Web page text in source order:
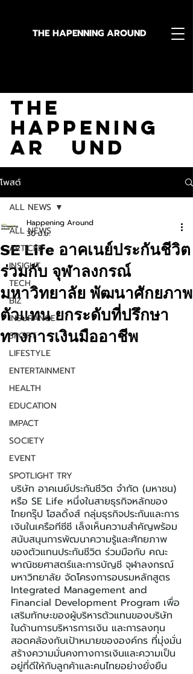
THE HAPENNING AROUND
The
Happening
Ar und
โพสต์
ALL NEWS
ARTICLE
INSIGHT
TECH
BIZ
INSURANCE
SPORT
LIFESTYLE
ENTERTAINMENT
HEALTH
EDUCATION
IMPACT
SOCIETY
EVENT
SPOTLIGHT TRY
ALL NEWS
SE Life อาคเนย์ประกันชีวิต
ร่วมกับ จุฬาลงกรณ์
มหาวิทยาลัย พัฒนาศักยภาพ
ตัวแทน ยกระดับที่ปรึกษา
ทางการเงินมืออาชีพ
Happening Around
30 มิ.ย.
บริษัท อาคเนย์ประกันชีวิต จำกัด (มหาชน)
หรือ SE Life หนึ่งในสายธุรกิจหลักของ
ไทยกรุ๊ป โฮลดิ้งส์ กลุ่มธุรกิจประกันและการ
เงินในเครือทีซีซี เล็งเห็นความสำคัญพร้อม
สนับสนุนการพัฒนาความรู้และศักยภาพ
ของตัวแทนประกันชีวิต ร่วมมือกับ คณะ
พาณิชยศาสตร์และการบัญชี จุฬาลงกรณ์
มหาวิทยาลัย จัดโครงการอบรมหลักสูตร
Integrated Management and
Financial Development Program เพื่อ
เสริมทักษะของผู้บริหารตัวแทนของบริษัท
ในด้านการบริหารการเงิน และการลงทุน
สอดคล้องกับเป้าหมายขององค์กร ที่มุ่งมั่น
สร้างความมั่นคงทางการเงินและความเป็น
อยู่ที่ดีให้กับลูกค้าและคนไทยอย่างยั่งยืน